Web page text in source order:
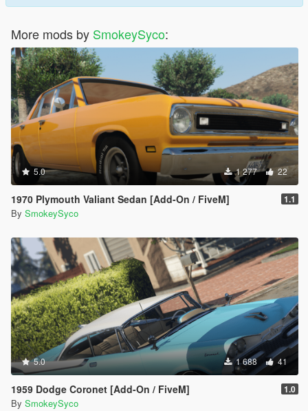
More mods by SmokeySyco:
5.0 1 277 22
1970 Plymouth Valiant Sedan [Add-On / FiveM] 1.1
By SmokeySyco
5.0 1 688 41
1959 Dodge Coronet [Add-On / FiveM] 1.0
By SmokeySyco